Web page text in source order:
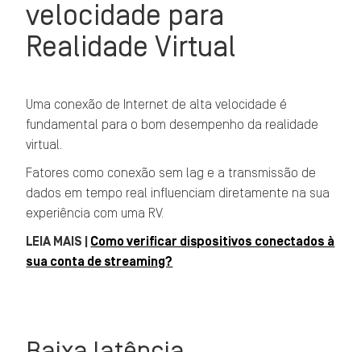
velocidade para
Realidade Virtual
Uma conexão de Internet de alta velocidade é
fundamental para o bom desempenho da realidade
virtual.
Fatores como conexão sem lag e a transmissão de
dados em tempo real influenciam diretamente na sua
experiência com uma RV.
LEIA MAIS | Como verificar dispositivos conectados à
sua conta de streaming?